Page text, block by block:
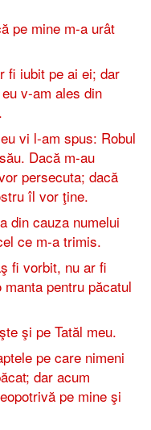
pe mine m-a urât
fi iubit pe ai ei; dar
v-am ales din
vi l-am spus: Robul
Dacă m-au
persecuta; dacă
îl vor ţine.
din cauza numelui
ce m-a trimis.
fi vorbit, nu ar fi
pentru păcatul
şi pe Tatăl meu.
pe care nimeni
dar acum
pe mine şi